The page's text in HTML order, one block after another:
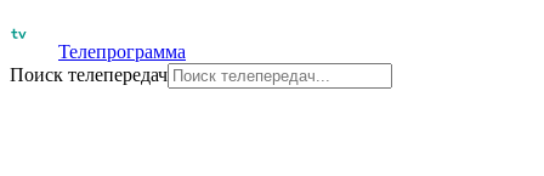
Телепрограмма
Поиск телепередач